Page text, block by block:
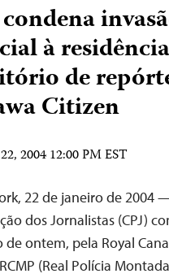
à
de
Citizen
2004 12:00 PM EST
22 de janeiro de 2004
dos Jornalistas (CPJ)
de ontem, pela Royal
(Real Polícia